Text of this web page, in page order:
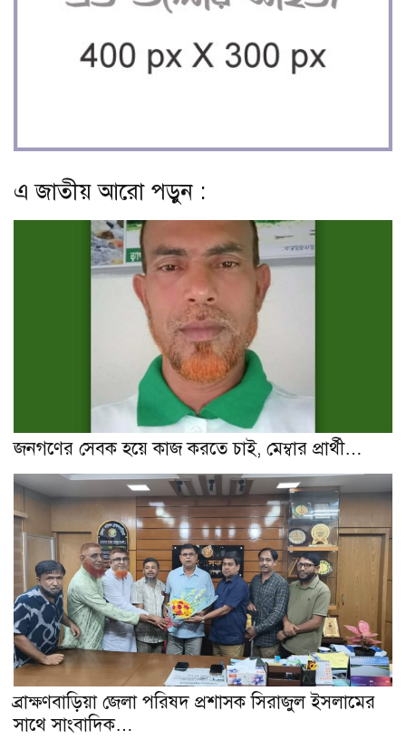
এ জাতীয় আরো পড়ুন :
জনগণের সেবক হয়ে কাজ করতে চাই, মেম্বার প্রার্থী…
ব্রাক্ষণবাড়িয়া জেলা পরিষদ প্রশাসক সিরাজুল ইসলামের
সাথে সাংবাদিক…